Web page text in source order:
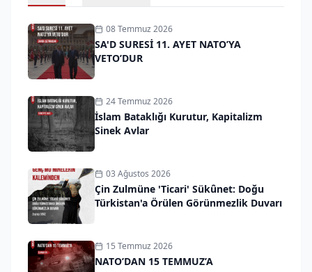
08 Temmuz 2026
SA'D SURESİ 11. AYET NATO’YA
VETO’DUR
24 Temmuz 2026
İslam Bataklığı Kurutur, Kapitalizm
Sinek Avlar
03 Ağustos 2026
Çin Zulmüne 'Ticari' Sükûnet: Doğu
Türkistan'a Örülen Görünmezlik Duvarı
15 Temmuz 2026
NATO’DAN 15 TEMMUZ’A